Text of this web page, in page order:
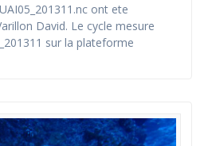
ont ete
David. Le cycle mesure
sur la plateforme